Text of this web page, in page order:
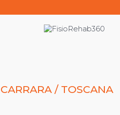
CARRARA / TOSCANA